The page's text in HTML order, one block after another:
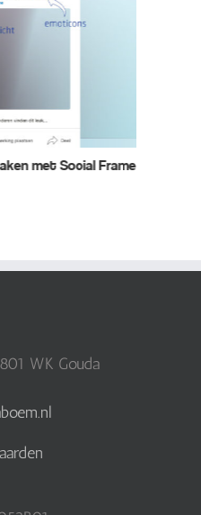
& huisstijl | Annelies van de Dool
WK Gouda